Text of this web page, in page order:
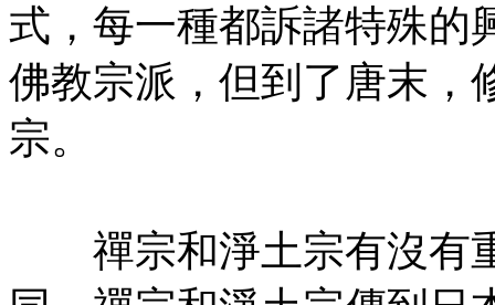
式，每一種都訴諸特殊的
佛教宗派，但到了唐末，
宗。
禪宗和淨土宗有沒有